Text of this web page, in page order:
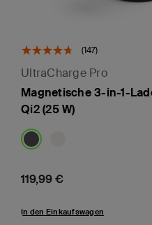
(147)
UltraCharge Pro
Magnetische 3-in-1-
Qi2 (25 W)
Price:
119,99 €
In den Einkaufswagen